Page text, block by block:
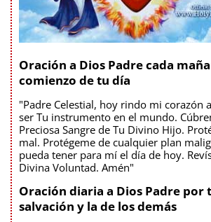
Oración a Dios Padre cada
comienzo de tu día
"Padre Celestial, hoy rindo mi corazón
ser Tu instrumento en el mundo.
Preciosa Sangre de Tu Divino Hijo.
mal. Protégeme de cualquier plan
pueda tener para mí el día de hoy.
Divina Voluntad. Amén"
Oración diaria a Dios Padre por
salvación y la de los demás